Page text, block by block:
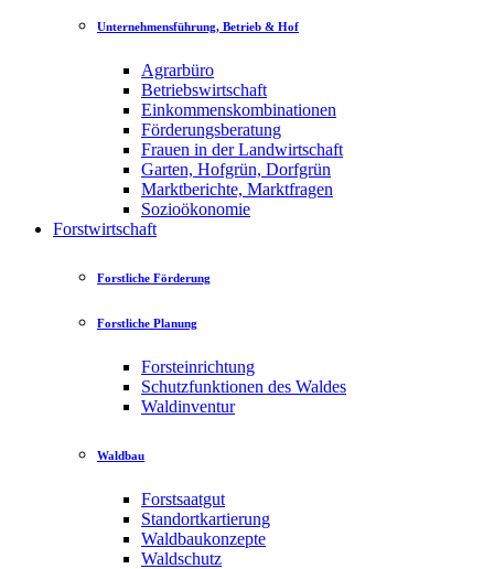
Unternehmensführung, Betrieb & Hof
Agrarbüro
Betriebswirtschaft
Einkommenskombinationen
Förderungsberatung
Frauen in der Landwirtschaft
Garten, Hofgrün, Dorfgrün
Marktberichte, Marktfragen
Sozioökonomie
Forstwirtschaft
Forstliche Förderung
Forstliche Planung
Forsteinrichtung
Schutzfunktionen des Waldes
Waldinventur
Waldbau
Forstsaatgut
Standortkartierung
Waldbaukonzepte
Waldschutz